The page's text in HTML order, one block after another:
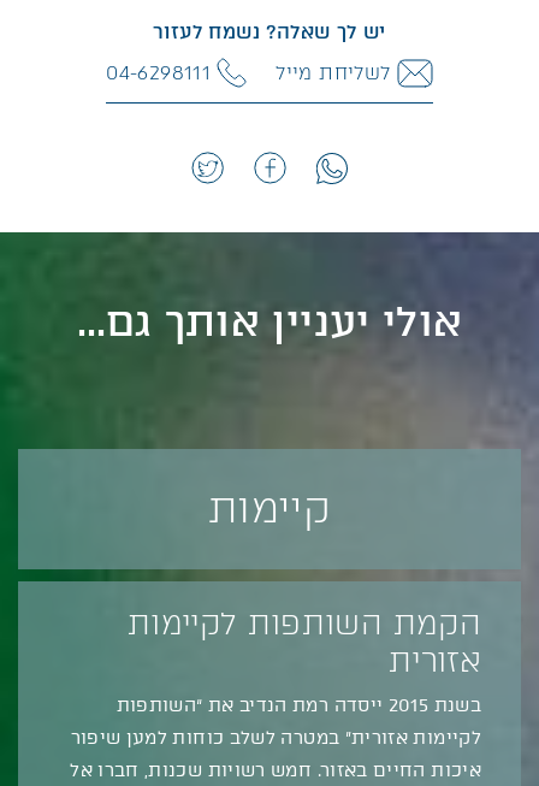
יש לך שאלה? נשמח לעזור
לשליחת מייל
04-6298111
אולי יעניין אותך גם...
קיימות
הקמת השותפות לקיימות
אזורית
בשנת 2015 ייסדה רמת הנדיב את “השותפות
לקיימות אזורית” במטרה לשלב כוחות למען שיפור
איכות החיים באזור. חמש רשויות שכנות, חברו אל